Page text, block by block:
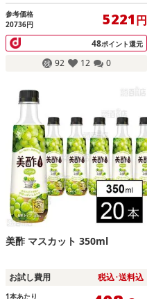
参考価格
20736円
5221円
48ポイント還元
92 12 0
美酢 マスカット 350ml
お試し費用 税込･送料込
1本あたり